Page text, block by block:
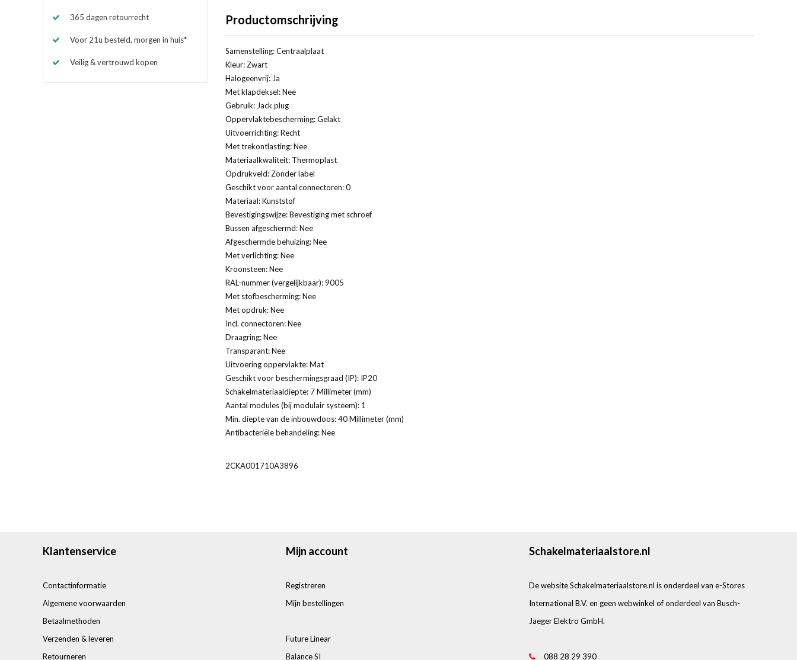
365 dagen retourrecht
Voor 21u besteld, morgen in huis*
Veilig & vertrouwd kopen
Productomschrijving
Samenstelling: Centraalplaat
Kleur: Zwart
Halogeenvrij: Ja
Met klapdeksel: Nee
Gebruik: Jack plug
Oppervlaktebescherming: Gelakt
Uitvoerrichting: Recht
Met trekontlasting: Nee
Materiaalkwaliteit: Thermoplast
Opdrukveld: Zonder label
Geschikt voor aantal connectoren: 0
Materiaal: Kunststof
Bevestigingswijze: Bevestiging met schroef
Bussen afgeschermd: Nee
Afgeschermde behuizing: Nee
Met verlichting: Nee
Kroonsteen: Nee
RAL-nummer (vergelijkbaar): 9005
Met stofbescherming: Nee
Met opdruk: Nee
Incl. connectoren: Nee
Draagring: Nee
Transparant: Nee
Uitvoering oppervlakte: Mat
Geschikt voor beschermingsgraad (IP): IP20
Schakelmateriaaldiepte: 7 Millimeter (mm)
Aantal modules (bij modulair systeem): 1
Min. diepte van de inbouwdoos: 40 Millimeter (mm)
Antibacteriële behandeling: Nee
2CKA001710A3896
Klantenservice
Contactinformatie
Algemene voorwaarden
Betaalmethoden
Verzenden & leveren
Retourneren
Mijn account
Registreren
Mijn bestellingen
Future Linear
Balance SI
Schakelmateriaalstore.nl
De website Schakelmateriaalstore.nl is onderdeel van e-Stores
International B.V. en geen webwinkel of onderdeel van Busch-
Jaeger Elektro GmbH.
088 28 29 390